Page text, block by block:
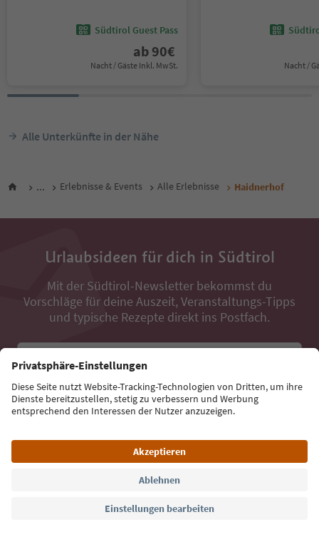
Südtirol Guest Pass
ab 90€
Nacht / Gäste Inkl. MwSt. Nacht /
Alle Unterkünfte in der Nähe
... Erlebnisse & Events Alle Erlebnisse Haidnerhof
Urlaubsideen für dich in Südtirol
Mit der Südtirol-Newsletter bekommst du
Vorschläge für deine Auszeit, Veranstaltungs-Tipps
und typische Rezepte direkt ins Postfach.
E-Mail Adresse
Jetzt anmelden